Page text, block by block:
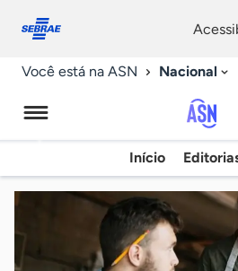
conosco
Você está na ASN Nacional
de
Início